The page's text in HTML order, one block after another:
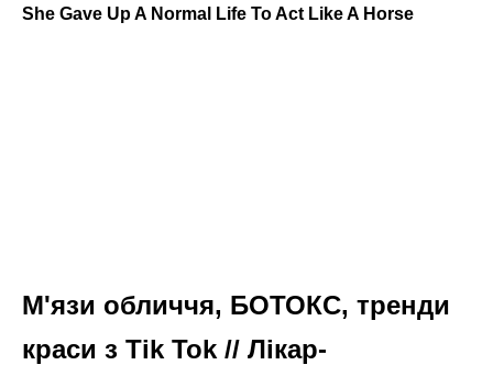
М'язи обличчя, БОТОКС, тренди
краси з Tik Tok // Лікар-